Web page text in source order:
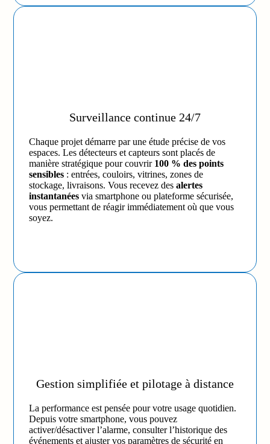
Surveillance continue 24/7
Chaque projet démarre par une étude précise de vos
espaces. Les détecteurs et capteurs sont placés de
manière stratégique pour couvrir 100 % des points
sensibles : entrées, couloirs, vitrines, zones de
stockage, livraisons. Vous recevez desalertes
instantanées via smartphone ou plateforme sécurisée,
vous permettant de réagir immédiatement où que vous
soyez.
Gestion simplifiée et pilotage à distance
La performance est pensée pour votre usage quotidien.
Depuis votre smartphone, vous pouvez
activer/désactiver l’alarme, consulter l’historique des
événements et ajuster vos paramètres de sécurité en